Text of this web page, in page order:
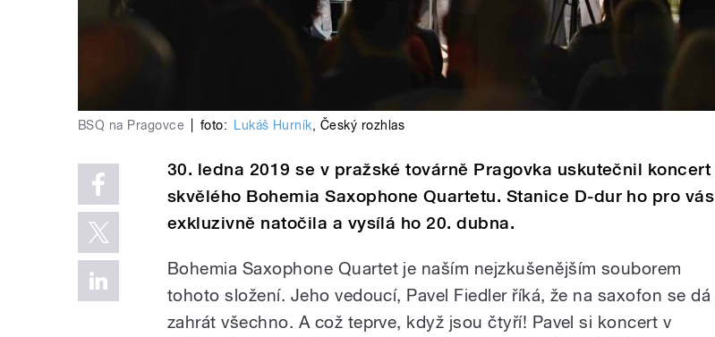
BSQ na Pragovce foto: Lukáš Hurník, Český rozhlas
30. ledna 2019 se v pražské továrně Pragovka uskutečnil koncert
skvělého Bohemia Saxophone Quartetu. Stanice D-dur ho pro vás
exkluzivně natočila a vysílá ho 20. dubna.
Bohemia Saxophone Quartet je naším nejzkušenějším souborem
tohoto složení. Jeho vedoucí, Pavel Fiedler říká, že na saxofon se dá
zahrát všechno. A což teprve, když jsou čtyří! Pavel si koncert v